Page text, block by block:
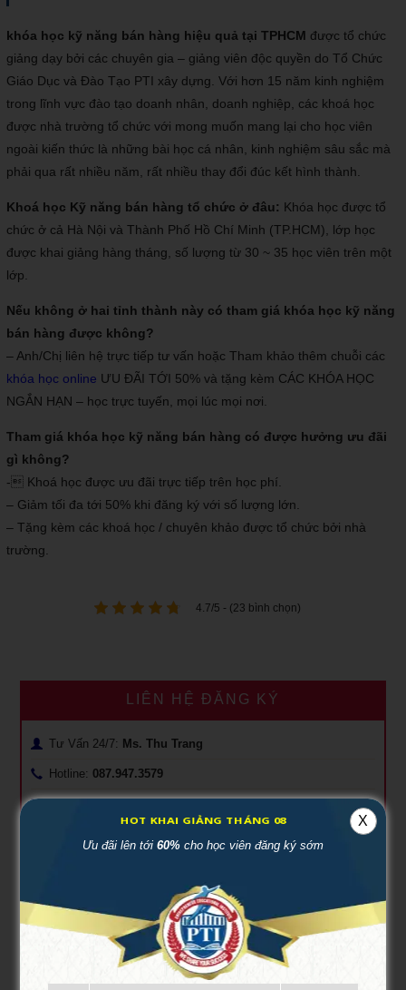
khóa học kỹ năng bán hàng hiệu quả tại TPHCM được tổ chức
giảng dạy bởi các chuyên gia – giảng viên độc quyền do Tổ Chức
Giáo Dục và Đào Tạo PTI xây dựng. Với hơn 15 năm kinh nghiệm
trong lĩnh vực đào tạo doanh nhân, doanh nghiệp, các khoá học
được nhà trường tổ chức với mong muốn mang lại cho học viên
ngoài kiến thức là những bài học cá nhân, kinh nghiệm sâu sắc mà
phải qua rất nhiều năm, rất nhiều thay đổi đúc kết hình thành.
Khoá học Kỹ năng bán hàng tổ chức ở đâu: Khóa học được tổ
chức ở cả Hà Nội và Thành Phố Hồ Chí Minh (TP.HCM), lớp học
được khai giảng hàng tháng, số lượng từ 30 ~ 35 học viên trên một
lớp.
Nếu không ở hai tỉnh thành này có tham giá khóa học kỹ năng
bán hàng được không?
– Anh/Chị liên hệ trực tiếp tư vấn hoặc Tham khảo thêm chuỗi các
khóa học online ƯU ĐÃI TỚI 50% và tặng kèm CÁC KHÓA HỌC
NGẮN HẠN – học trực tuyến, mọi lúc mọi nơi.
Tham giá khóa học kỹ năng bán hàng có được hưởng ưu đãi
gì không?
- Khoá học được ưu đãi trực tiếp trên học phí.
– Giảm tối đa tới 50% khi đăng ký với số lượng lớn.
– Tặng kèm các khoá học / chuyên khảo được tổ chức bởi nhà
trường.
4.7/5 - (23 bình chọn)
LIÊN HỆ ĐĂNG KÝ
Tư Vấn 24/7: Ms. Thu Trang
Hotline: 087.947.3579
Zalo:087.947.3579
Để lại một bình luận
Email của bạn sẽ không được hiển thị công khai.
Các trường bắt
buộc được đánh dấu
X
HOT KHAI GIẢNG THÁNG 08
Ưu đãi lên tới 60% cho học viên đăng ký sớm